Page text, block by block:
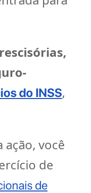
do INSS,
ação, você
de
de